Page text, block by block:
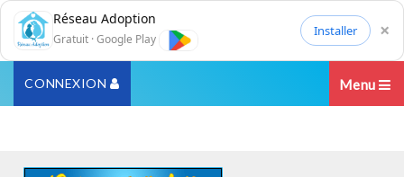
Réseau Adoption
Gratuit · Google Play
Installer ×
CONNEXION Menu